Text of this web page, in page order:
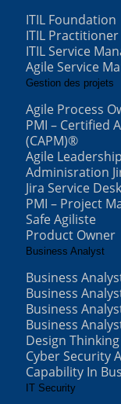
ITIL Foundation
ITIL Practitioner
ITIL Service
Agile Service
Gestion des projets
Agile Process
PMI – Certified
(CAPM)®
Agile Leadership
Adminisration
Jira Service Desk
PMI – Project
Safe Agiliste
Product Owner
Business Analyst
Business
Business
Business
Business
Design Thinking
Cyber Security
Capability In
IT Security